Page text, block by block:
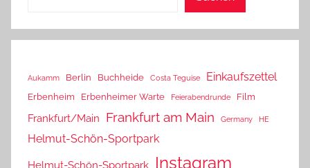
Aukamm Berlin Buchheide Costa Teguise Einkaufszettel
Erbenheim Erbenheimer Warte Feierabendrunde Film
Frankfurt/Main Frankfurt am Main Germany HE
Helmut-Schön-Sportpark
Helmut-Schön-Sportpark Instagram